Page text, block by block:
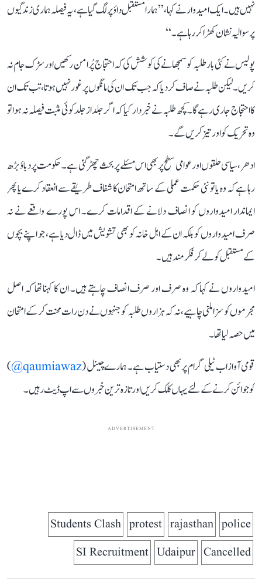
نہیں ہیں۔ ایک امیدوار نے کہا، ’’ہمارا مستقبل داؤ پر لگ گیا ہے، یہ فیصلہ ہماری زندگیوں
پر سوالیہ نشان کھڑا کر رہا ہے۔‘‘
پولیس نے کئی بار طلبہ کو سمجھانے کی کوشش کی کہ احتجاج پُرامن رکھیں اور سڑک جام نہ
کریں۔ لیکن طلبہ نے صاف کر دیا کہ جب تک ان کی مانگوں پر غور نہیں ہوتا، تب تک ان
کا احتجاج جاری رہے گا۔ کچھ طلبہ نے خبردار کیا کہ اگر جلد از جلد کوئی مثبت فیصلہ نہ ہوا تو
وہ تحریک کو اور تیز کریں گے۔
ادھر، سیاسی حلقوں اور عوامی سطح پر بھی اس مسئلے پر بحث چھڑ گئی ہے۔ حکومت پر دباؤ بڑھ
رہا ہے کہ وہ یا تو نئی حکمت عملی کے ساتھ امتحان کا شفاف طریقے سے انعقاد کرے یا پھر
ایماندار امیدواروں کو انصاف دلانے کے اقدامات کرے۔ اس پورے واقعے نے نہ
صرف امیدواروں کو بلکہ ان کے اہل خانہ کو بھی تشویش میں ڈال دیا ہے، جو اپنے بچوں
کے مستقبل کو لے کر فکرمند ہیں۔
امیدواروں نے کہا کہ وہ صرف اور صرف انصاف چاہتے ہیں۔ ان کا کہنا تھا کہ اصل
مجرموں کو سزا ملنی چاہیے، نہ کہ ہزاروں طلبہ کو جنہوں نے دن رات محنت کر کے امتحان
میں حصہ لیا تھا۔
قومی آواز اب ٹیلی گرام پر بھی دستیاب ہے۔ ہمارے چینل (qaumiawaz@
)
کو جوائن کرنے کے لئے یہاں کلک کریں اور تازہ ترین خبروں سے اپ ڈیٹ رہیں۔
ADVERTISEMENT
police
rajasthan
protest
Students Clash
Cancelled
Udaipur
SI Recruitment